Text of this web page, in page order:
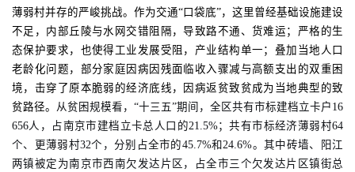
薄弱村并存的严峻挑战。作为交通“口袋底”，这里曾经基础设施建设
不足，内部丘陵与水网交错阻隔，导致路不通、货难运；严格的生
态保护要求，也使得工业发展受阻，产业结构单一；叠加当地人口
老龄化问题，部分家庭因病 因 残面临收入骤减与高额支出的双重困
境，击穿了原本脆弱的经济底线，因病返贫致贫成为当地典型的致
贫路径。 从贫困规模看， “十三五”期间，全区共有市标建档立卡户16
656人，占南京市建档立卡总人口的21.5%；共有市标经济薄弱村64
个、更薄弱村32个，分别占全市的45.7%和24.6%。其中砖墙、阳江
两镇被定为南京市西南欠发达片区，占全市三个欠发达片区镇街总